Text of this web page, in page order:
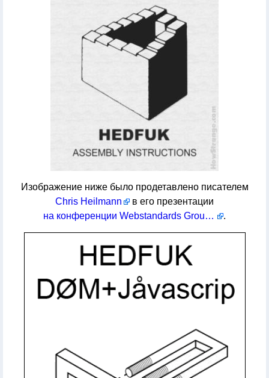
Изображение ниже было продетавлено писателем
Chris Heilmann
в его презентации
на конференции Webstandards Group meetup
.